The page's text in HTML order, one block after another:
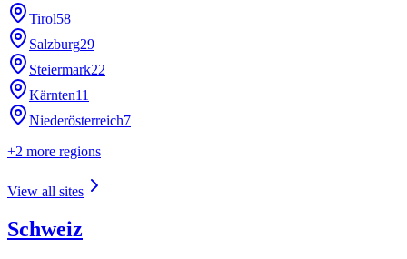
Tirol58
Salzburg29
Steiermark22
Kärnten11
Niederösterreich7
+2 more regions
View all sites
Schweiz